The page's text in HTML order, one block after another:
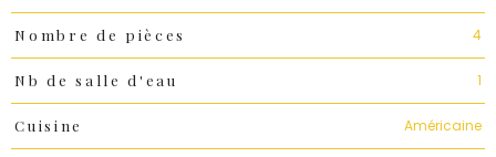
Nombre de pièces 4
Nb de salle d'eau 1
Cuisine Américaine